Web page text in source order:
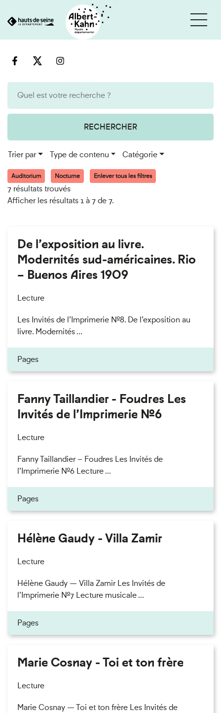
au
RECHERCHER
Trier par Type de contenu Catégorie
Auditorium Nocturne Enlever tous les filtres
7 résultats trouvés
Afficher les résultats 1 à 7 de 7.
De l’exposition au livre.
Modernités sud-américaines. Rio
– Buenos Aires 1909
Lecture
Les Invités de l’Imprimerie n°8. De l’exposition au
livre. Modernités ...
Pages
Fanny Taillandier - Foudres Les
Invités de l’Imprimerie n°6
Lecture
Fanny Taillandier – Foudres Les Invités de
l’Imprimerie n°6 Lecture ...
Pages
Hélène Gaudy - Villa Zamir
Lecture
Hélène Gaudy — Villa Zamir Les Invités de
l’Imprimerie n°7 Lecture musicale ...
Pages
Marie Cosnay - Toi et ton frère
Lecture
Marie Cosnay — Toi et ton frère Les Invités de
Cookies et traceurs utilisés sur ce site